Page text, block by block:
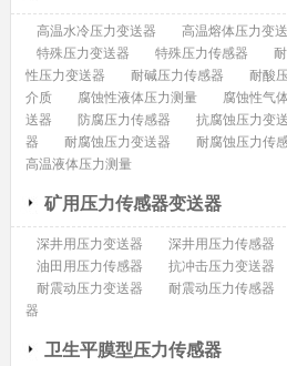
高温水冷压力变送器 高温熔体压力变
特殊压力变送器
特殊压力传感器
性压力变送器
耐碱压力传感器 耐酸
介质
腐蚀性液体压力测量 腐蚀性气
送器
防腐压力传感器 抗腐蚀压力变
器
耐腐蚀压力变送器 耐腐蚀压力传
高温液体压力测量
矿用压力传感器变送器
深井用压力变送器 深井用压力传感器
油田用压力传感器
抗冲击压力变送器
耐震动压力变送器
耐震动压力传感器
器
卫生平膜型压力传感器